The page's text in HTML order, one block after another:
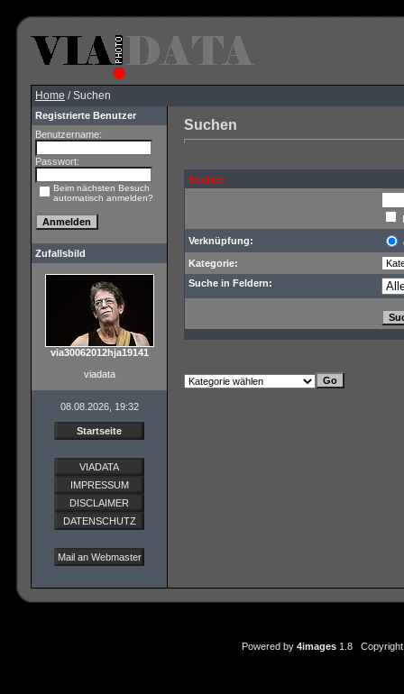
Home / Suchen
Registrierte Benutzer
Benutzername:
Passwort:
Beim nächsten Besuch
automatisch anmelden?
Zufallsbild
via30062012hja19141
viadata
08.08.2026, 19:32
Startseite
VIADATA
IMPRESSUM
DISCLAIMER
DATENSCHUTZ
Mail an Webmaster
Suchen
Suchen
Verknüpfung:
Kategorie:
Suche in Feldern:
Powered by 4images1.8 Copyright